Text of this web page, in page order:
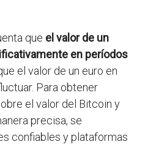
que el valor de un
en períodos
el valor de un euro en
Para obtener
el valor del Bitcoin y
precisa, se
confiables y plataformas